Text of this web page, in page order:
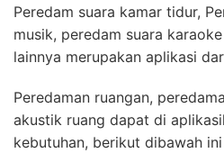
Peredam suara kamar tidur,
musik, peredam suara
lainnya merupakan aplikasi
Peredaman ruangan,
akustik ruang dapat di
kebutuhan, berikut dibawah